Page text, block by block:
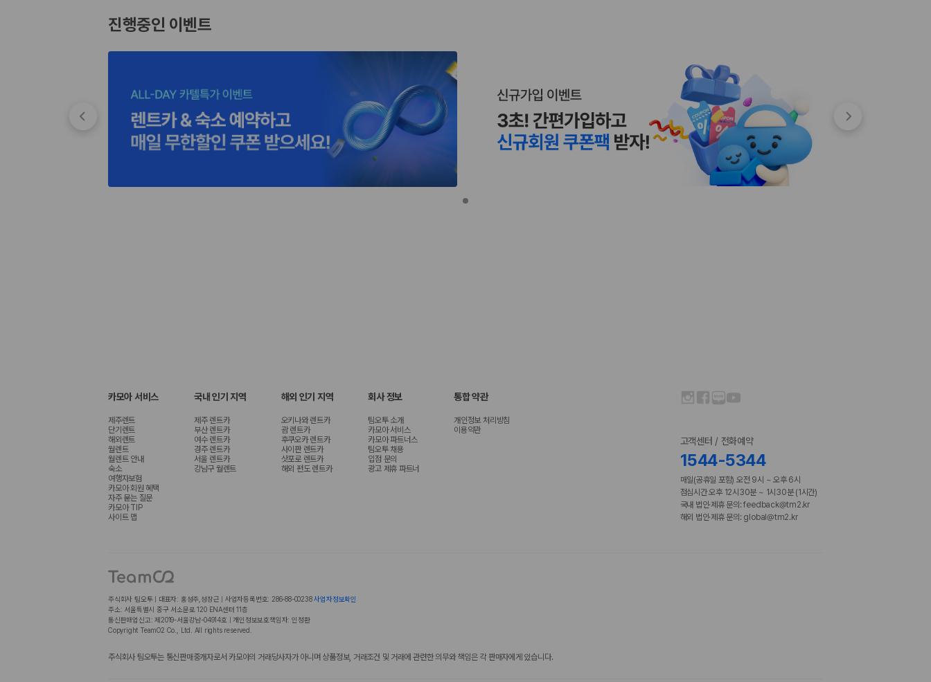
진행중인 이벤트
카모아 서비스
제주렌트
단기렌트
해외렌트
월렌트
월렌트 안내
숙소
여행자보험
카모아 회원 혜택
자주 묻는 질문
카모아 TIP
사이트 맵
국내 인기 지역
제주 렌트카
부산 렌트카
여수 렌트카
경주 렌트카
서울 렌트카
강남구 월렌트
해외 인기 지역
오키나와 렌트카
괌 렌트카
후쿠오카 렌트카
사이판 렌트카
삿포로 렌트카
해외 편도 렌트카
회사 정보
팀오투 소개
카모아 서비스
카모아 파트너스
팀오투 채용
입점 문의
광고 제휴 파트너
통합 약관
개인정보 처리방침
이용약관
고객센터 / 전화예약
1544-5344
매일(공휴일 포함) 오전 9시 ~ 오후 6시
점심시간 오후 12시30분 ~ 1시30분 (1시간)
국내 법인·제휴 문의: feedback@tm2.kr
해외 법인·제휴 문의: global@tm2.kr
주식회사 팀오투 | 대표자: 홍성주,성장근 | 사업자등록번호: 286-88-00238 사업자정보확인
주소: 서울특별시 중구 서소문로 120 ENA센터 11층
통신판매업신고: 제2019-서울강남-04914호 | 개인정보보호책임자: 인정환
Copyright TeamO2 Co., Ltd. All rights reserved.
주식회사 팀오투는 통신판매중개자로서 카모아의 거래당사자가 아니며 상품정보, 거래조건 및 거래에 관련한 의무와 책임은 각 판매자에게 있습니다.